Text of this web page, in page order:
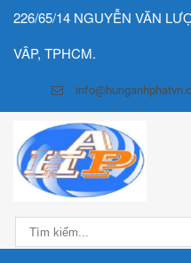
226/65/14 NGUYỄN VĂN
VÂP, TPHCM.